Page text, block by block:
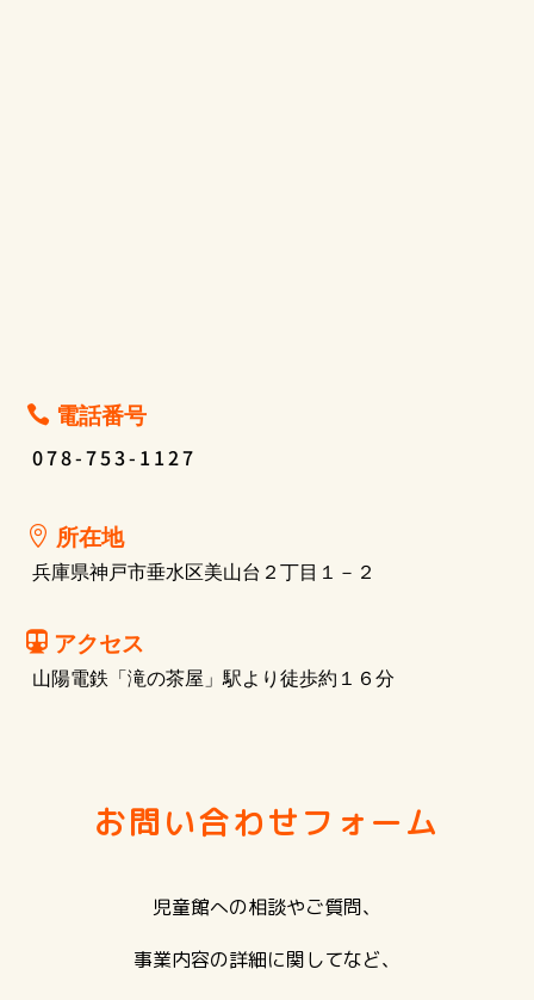
 電話番号
078-753-1127
 所在地
兵庫県神戸市垂水区美山台２丁目１－２
 アクセス
山陽電鉄「滝の茶屋」駅より徒歩約１６分
お問い合わせフォーム
児童館への相談やご質問、
事業内容の詳細に関してなど、